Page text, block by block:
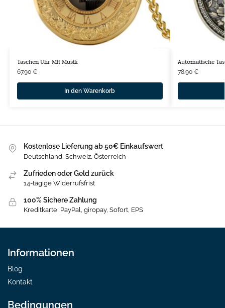
Taschen Uhr Mit Musik
67.90 €
In den Warenkorb
Automatische
78.90 €
Kostenlose Lieferung ab 50€ Einkaufswert
Deutschland, Schweiz, Österreich
Zufrieden oder Geld zurück
14-tägige Widerrufsfrist
100% Sichere Zahlung
Kreditkarte, PayPal, giropay, Sofort, EPS
Informationen
Blog
Kontakt
Bedingungen